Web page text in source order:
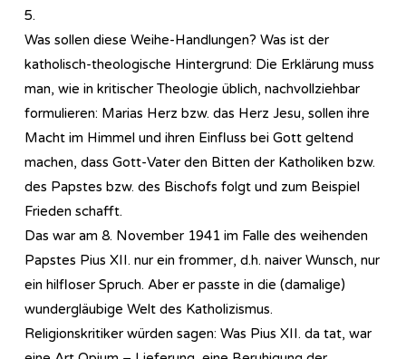
5.
Was sollen diese Weihe-Handlungen? Was ist der
katholisch-theologische Hintergrund: Die Erklärung muss
man, wie in kritischer Theologie üblich, nachvollziehbar
formulieren: Marias Herz bzw. das Herz Jesu, sollen ihre
Macht im Himmel und ihren Einfluss bei Gott geltend
machen, dass Gott-Vater den Bitten der Katholiken bzw.
des Papstes bzw. des Bischofs folgt und zum Beispiel
Frieden schafft.
Das war am 8. November 1941 im Falle des weihenden
Papstes Pius XII. nur ein frommer, d.h. naiver Wunsch, nur
ein hilfloser Spruch. Aber er passte in die (damalige)
wundergläubige Welt des Katholizismus.
Religionskritiker würden sagen: Was Pius XII. da tat, war